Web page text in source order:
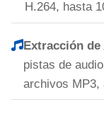
H.264, hasta
Extracción
pistas de
archivos MP3,